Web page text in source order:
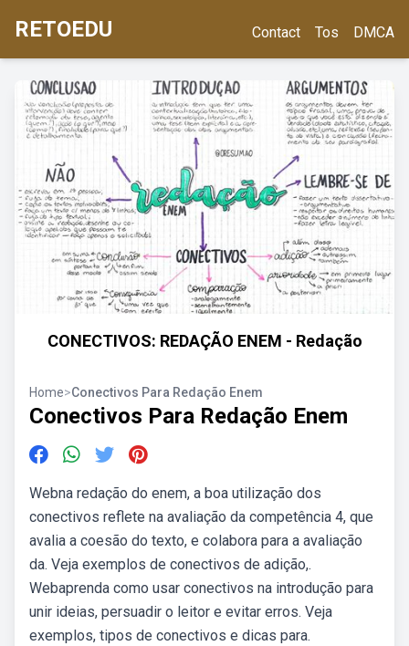
RETOEDU Contact Tos DMCA
CONECTIVOS: REDAÇÃO ENEM - Redação
Home>Conectivos Para Redação Enem
Conectivos Para Redação Enem
Webna redação do enem, a boa utilização dos
conectivos reflete na avaliação da competência 4, que
avalia a coesão do texto, e colabora para a avaliação
da. Veja exemplos de conectivos de adição,.
Webaprenda como usar conectivos na introdução para
unir ideias, persuadir o leitor e evitar erros. Veja
exemplos, tipos de conectivos e dicas para.